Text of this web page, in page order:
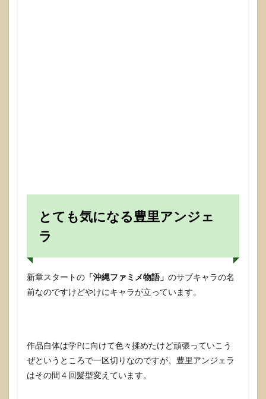
とても気になる豊里アンジェ
ラ
新章スタートの 「沖縄ファミメ物語」 のサブキャラの名
前なのですけどやけにキャラが立っています。
作品自体は学Pに向けて色々揉めたけど頑張っていこう
ぜというところで一区切りなのですが、豊里アンジェラ
はその間４回髪型変えています。